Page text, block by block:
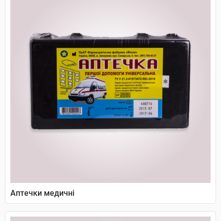
Аптечки медичні